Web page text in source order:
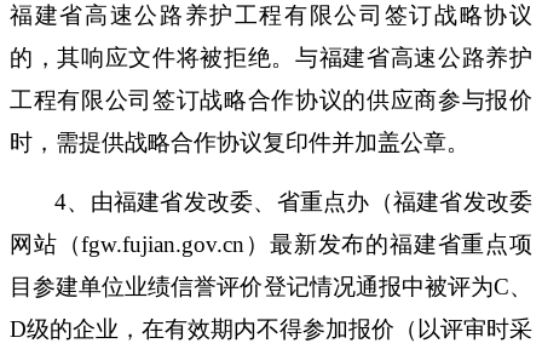
福建省高速公路养护工程有限公司 签订战略协议
的，其响应文件将被拒绝。与福建省高速公路养护
工程有限公司签订战略合作协议的供应商参与报价
时，需提供战略合作协议复印件并加盖公章。
4、由福建省发改委、省重点办（福建省发改委
网站（fgw.fujian.gov.cn）最新发布的福建省重点项
目参建单位业绩信誉评价登记情况通报中被评为C、
D级的企业，在有效期内不得参加报价（以评审时采